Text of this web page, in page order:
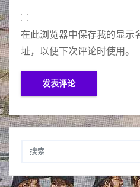
在此浏览器中保存我的显示
址，以便下次评论时使用。